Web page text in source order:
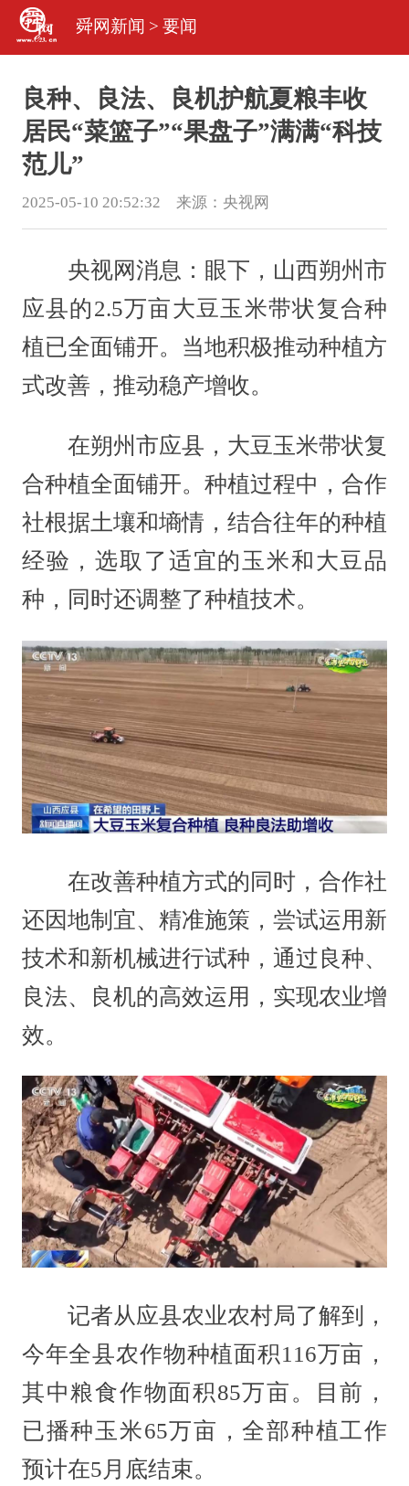
舜网新闻 > 要闻
良种、良法、良机护航夏粮丰收
居民“菜篮子”“果盘子”满满“科技
范儿”
2025-05-10 20:52:32 来源： 央视网
央视网消息：眼下，山西朔州市
应县的2.5万亩大豆玉米带状复合种
植已全面铺开。当地积极推动种植方
式改善，推动稳产增收。
在朔州市应县，大豆玉米带状复
合种植全面铺开。种植过程中，合作
社根据土壤和墒情，结合往年的种植
经验，选取了适宜的玉米和大豆品
种，同时还调整了种植技术。
在改善种植方式的同时，合作社
还因地制宜、精准施策，尝试运用新
技术和新机械进行试种，通过良种、
良法、良机的高效运用，实现农业增
效。
记者从应县农业农村局了解到，
今年全县农作物种植面积116万亩，
其中粮食作物面积85万亩。目前，
已播种玉米65万亩，全部种植工作
预计在5月底结束。